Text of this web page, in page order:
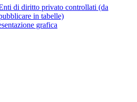
di diritto privato controllati (da
in tabelle)
grafica